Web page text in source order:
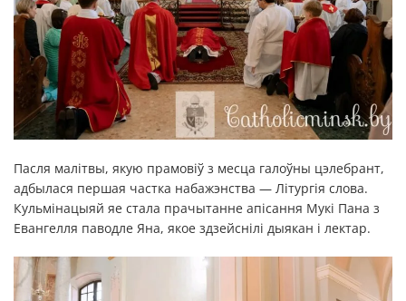
Пасля малітвы, якую прамовіў з месца галоўны цэлебрант,
адбылася першая частка набажэнства — Літургія слова.
Кульмінацыяй яе стала прачытанне апісання Мукі Пана з
Евангелля паводле Яна, якое здзейснілі дыякан і лектар.